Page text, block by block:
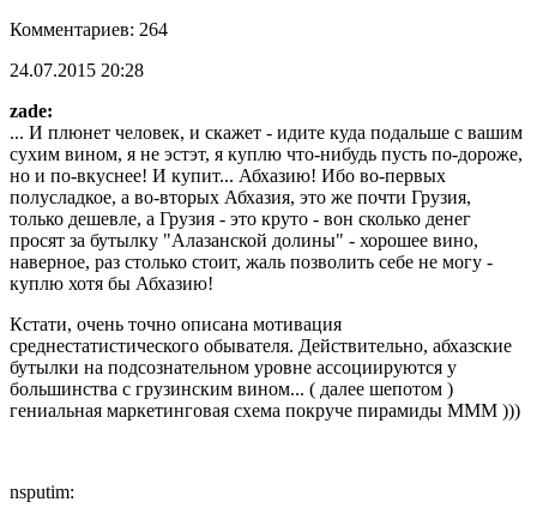
Комментариев: 264
24.07.2015 20:28
zade:
... И плюнет человек, и скажет - идите куда подальше с вашим
сухим вином, я не эстэт, я куплю что-нибудь пусть по-дороже,
но и по-вкуснее! И купит... Абхазию! Ибо во-первых
полусладкое, а во-вторых Абхазия, это же почти Грузия,
только дешевле, а Грузия - это круто - вон сколько денег
просят за бутылку "Алазанской долины" - хорошее вино,
наверное, раз столько стоит, жаль позволить себе не могу -
куплю хотя бы Абхазию!
Кстати, очень точно описана мотивация
среднестатистического обывателя. Действительно, абхазские
бутылки на подсознательном уровне ассоциируются у
большинства с грузинским вином... ( далее шепотом )
гениальная маркетинговая схема покруче пирамиды МММ )))
nsputim: